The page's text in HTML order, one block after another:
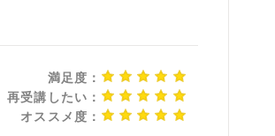
満足度：
再受講したい：
オススメ度：